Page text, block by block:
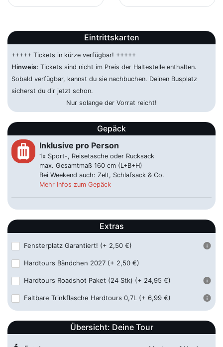
Königstraße 1-9, 32545 Bad
Baden Baden - Hbf 95,00 €
Baden-Baden
Beckum - Hbf
Bielefeld - Hbf
Bahnhofsplatz, 33602 Bielefeld 27.03.2027 ca. 06:30 Uhr
Bocholt - Hbf
Bonn - ZOB
Joseph-Beuys-Allee, 53113 Bonn
Borken - Hbf
Bahnhofstr. 22 , 46325 Borken 27.03.2027 ca. 10:00 Uhr
Butzbach - Autohof
Eintrittskarten
+++++ Tickets in kürze verfügbar! +++++
Hinweis: Tickets sind nicht im Preis der Haltestelle enthalten.
Sobald verfügbar, kannst du sie nachbuchen. Deinen Busplatz
sicherst du dir jetzt schon.
Nur solange der Vorrat reicht!
Gepäck
luggage Inklusive pro Person
1x Sport-, Reisetasche oder Rucksack
max. Gesamtmaß 160 cm (L+B+H)
Bei Weekend auch: Zelt, Schlafsack & Co.
Mehr Infos zum Gepäck
Extras
Fensterplatz Garantiert! (+ 2,50 €)
Hardtours Bändchen 2027 (+ 2,50 €)
Hardtours Roadshot Paket (24 Stk) (+ 24,95 €)
Faltbare Trinkflasche Hardtours 0,7L (+ 6,99 €)
Übersicht: Deine Tour